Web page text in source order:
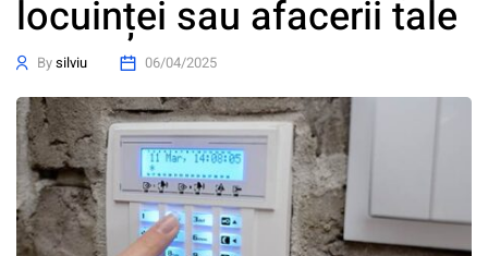
locuinței sau afacerii tale
Bysilviu 06/04/2025